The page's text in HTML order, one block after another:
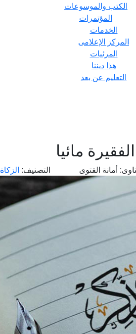
الكتب والموسوعات
المؤتمرات
الخدمات
المركز الإعلامى
المرئيات
هذا ديننا
التعليم عن بعد
مائيا
أمانة الفتوى التصنيف: الزكاة